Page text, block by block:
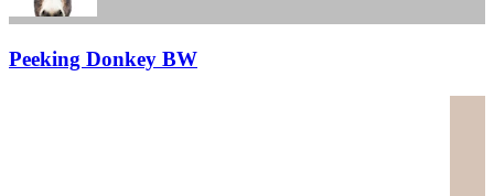
Peeking Donkey BW